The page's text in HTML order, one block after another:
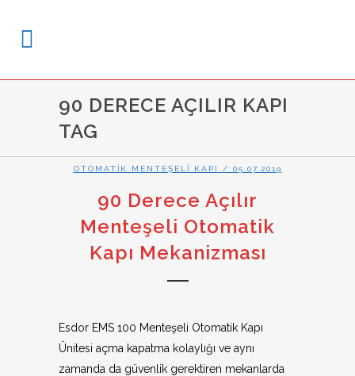
90 DERECE AÇILIR KAPI
TAG
OTOMATIK MENTEŞELI KAPI / 05.07.2019
90 Derece Açılır
Menteşeli Otomatik
Kapı Mekanizması
Esdor EMS 100 Menteşeli Otomatik Kapı
Ünitesi açma kapatma kolaylığı ve aynı
zamanda da güvenlik gerektiren mekanlarda